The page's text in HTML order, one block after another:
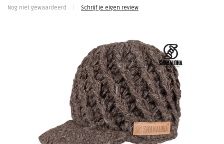
Nog niet gewaardeerd Schrijf je eigen review